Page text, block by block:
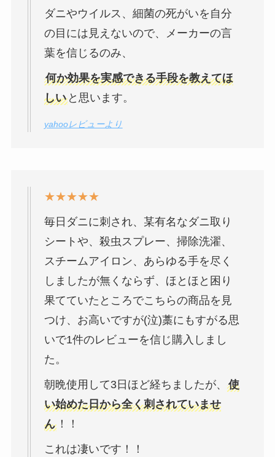
ダニやウイルス、細菌の死がいを自分
の目には見えないので、メーカーの言
葉を信じるのみ、
何か効果を実感できる手段を教えてほ
しいと思います。
yahooレビューより
★★★★★
毎日ダニに刺され、某有名なダニ取り
シートや、殺虫スプレー、掃除洗濯、
スチームアイロン、あらゆる手を尽く
しましたが無くならず、ほとほと困り
果てていたところでこちらの商品を見
つけ、お高いですが(泣)藁にもすがる思
いで1件のレビューを信じ購入しまし
た。
朝晩使用して3日ほど経ちましたが、 使
い始めた日から全く刺されていませ
ん！！
これは凄いです！！